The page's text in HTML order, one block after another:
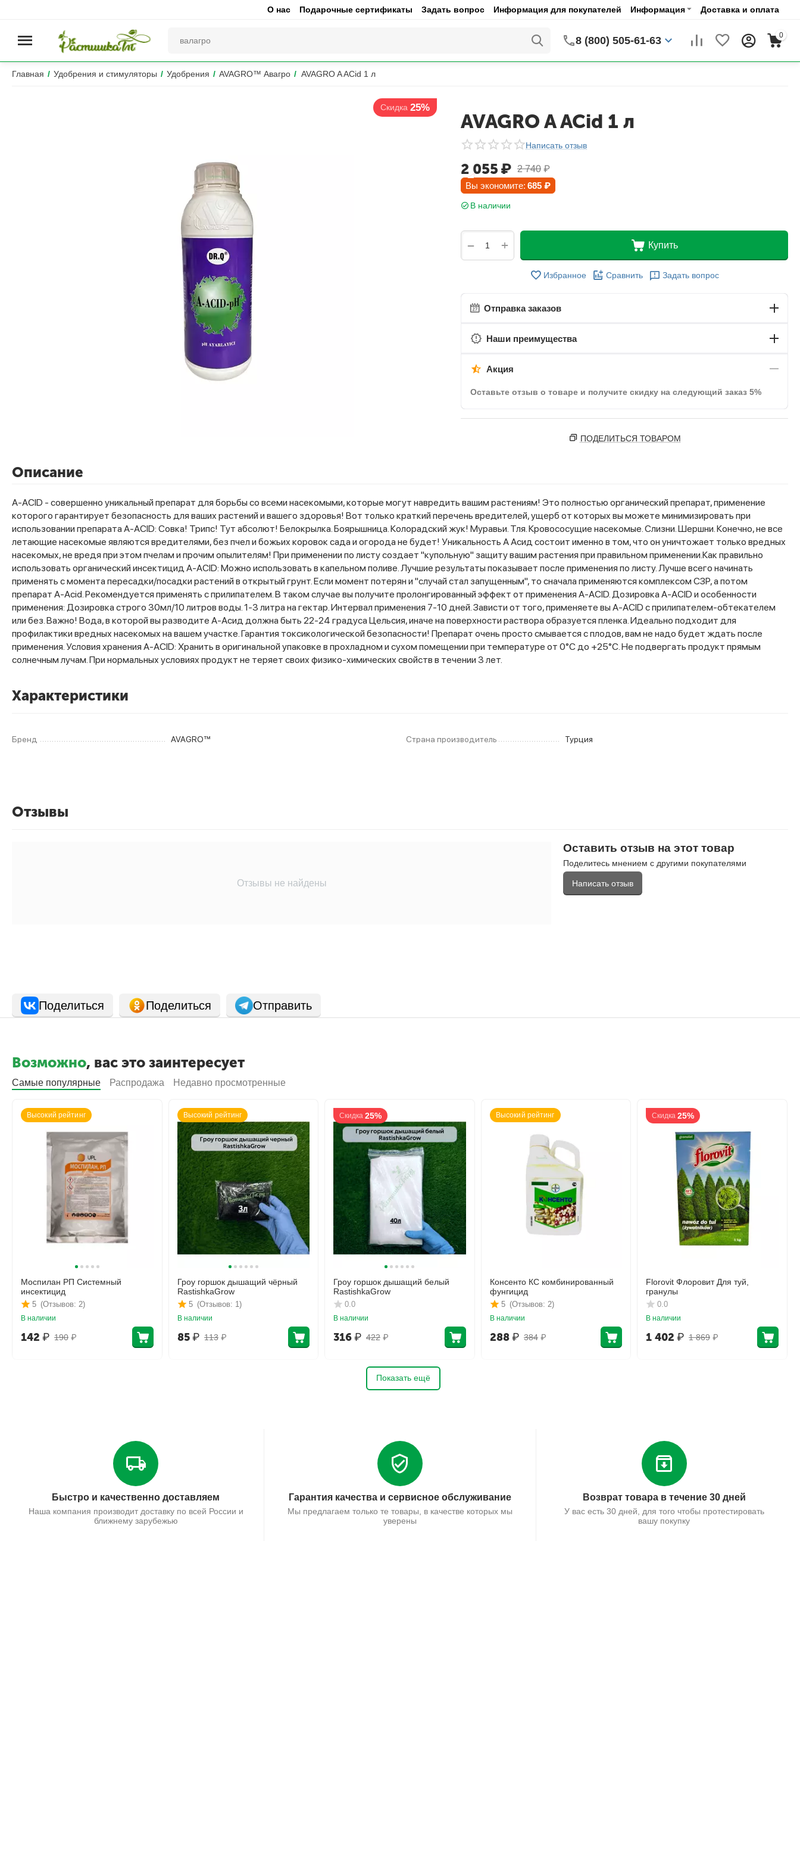
О нас Подарочные сертификаты Задать вопрос Информация для покупателей Информация Доставка и оплата
8 (800) 505-61-63 0
Главная / Удобрения и стимуляторы / Удобрения / AVAGRO™ Авагро / AVAGRO A ACid 1 л
AVAGRO A ACid 1 л
Написать отзыв
2 055 ₽ 2 740 ₽
Вы экономите: 685 ₽
В наличии
+
− Купить
Избранное Сравнить Задать вопрос
Отправка заказов
Наши преимущества
Акция
Оставьте отзыв о товаре и получите скидку на следующий заказ 5%
ПОДЕЛИТЬСЯ ТОВАРОМ
Описание
A-ACID - совершенно уникальный препарат для борьбы со всеми насекомыми, которые могут навредить вашим растениям! Это полностью органический препарат, применение
которого гарантирует безопасность для ваших растений и вашего здоровья! Вот только краткий перечень вредителей, ущерб от которых вы можете минимизировать при
использовании препарата A-ACID: Совка! Трипс! Тут абсолют! Белокрылка. Боярышница. Колорадский жук! Муравьи. Тля. Кровососущие насекомые. Слизни. Шершни. Конечно, не все
летающие насекомые являются вредителями, без пчел и божьих коровок сада и огорода не будет! Уникальность А Асид состоит именно в том, что он уничтожает только вредных
насекомых, не вредя при этом пчелам и прочим опылителям! При применении по листу создает "купольную" защиту вашим растения при правильном применении.Как правильно
использовать органический инсектицид A-ACID: Можно использовать в капельном поливе. Лучшие результаты показывает после применения по листу. Лучше всего начинать
применять с момента пересадки/посадки растений в открытый грунт. Если момент потерян и "случай стал запущенным", то сначала применяются комплексом СЗР, а потом
препарат A-Acid. Рекомендуется применять с прилипателем. В таком случае вы получите пролонгированный эффект от применения A-ACID. Дозировка A-ACID и особенности
применения: Дозировка строго 30мл/10 литров воды. 1-3 литра на гектар. Интервал применения 7-10 дней. Зависти от того, применяете вы A-ACID с прилипателем-обтекателем
или без. Важно! Вода, в которой вы разводите А-Асид должна быть 22-24 градуса Цельсия, иначе на поверхности раствора образуется пленка. Идеально подходит для
профилактики вредных насекомых на вашем участке. Гарантия токсикологической безопасности! Препарат очень просто смывается с плодов, вам не надо будет ждать после
применения. Условия хранения A-ACID: Хранить в оригинальной упаковке в прохладном и сухом помещении при температуре от 0°С до +25°С. Не подвергать продукт прямым
солнечным лучам. При нормальных условиях продукт не теряет своих физико-химических свойств в течении 3 лет.
Характеристики
Бренд AVAGRO™ Страна производитель Турция
Отзывы
Отзывы не найдены
Оставить отзыв на этот товар
Поделитесь мнением с другими покупателями
Написать отзыв
Поделиться Поделиться Отправить
Возможно, вас это заинтересует
Самые популярные Распродажа Недавно просмотренные
Высокий рейтинг
Моспилан РП Системный
инсектицид
(Отзывов: 2)
5
В наличии
190 ₽
142 ₽
Высокий рейтинг
Гроу горшок дышащий чёрный
RastishkaGrow
(Отзывов: 1)
5
В наличии
113 ₽
85 ₽
Скидка 25%
Гроу горшок дышащий белый
RastishkaGrow
0.0
В наличии
422 ₽
316₽
Высокий рейтинг
Консенто КС комбинированный
фунгицид
(Отзывов: 2)
5
В наличии
384 ₽
288₽
Скидка 25%
Florovit Флоровит Для туй,
гранулы
0.0
В наличии
1 869 ₽
1 402 ₽
Показать ещё
Быстро и качественно доставляем
Наша компания производит доставку по всей России и
ближнему зарубежью
Гарантия качества и сервисное обслуживание
Мы предлагаем только те товары, в качестве которых мы
уверены
Возврат товара в течение 30 дней
У вас есть 30 дней, для того чтобы протестировать
вашу покупку